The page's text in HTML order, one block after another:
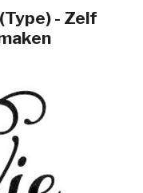
- Zelf